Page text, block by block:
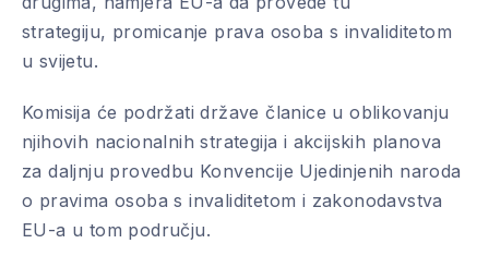
strategiju, promicanje prava osoba s invaliditetom
u svijetu.
Komisija će podržati države članice u oblikovanju
njihovih nacionalnih strategija i akcijskih planova
za daljnju provedbu Konvencije Ujedinjenih naroda
o pravima osoba s invaliditetom i zakonodavstva
EU-a u tom području.
PREVIOUS